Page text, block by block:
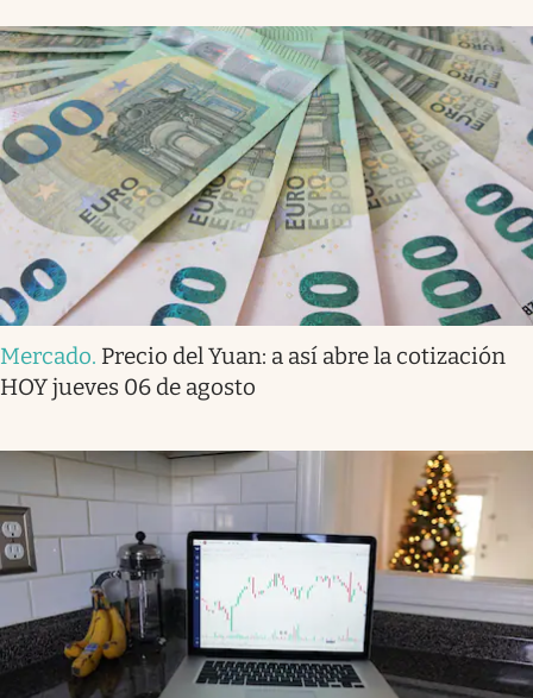
Mercado. Precio del Yuan: a así abre la cotización
HOY jueves 06 de agosto